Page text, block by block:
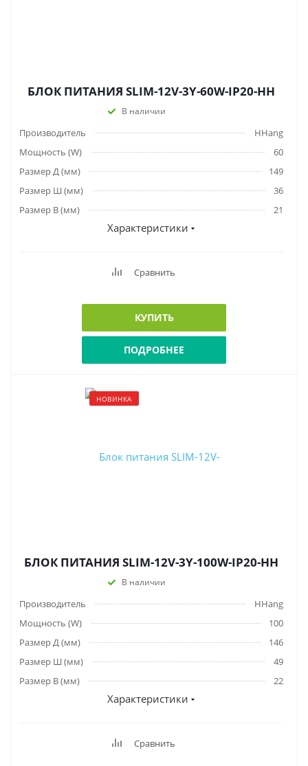
БЛОК ПИТАНИЯ SLIM-12V-3Y-60W-IP20-HH
В наличии
Производитель
HHang
Мощность (W)
60
Размер Д (мм)
149
Размер Ш (мм)
36
Размер В (мм)
21
Характеристики
Сравнить
КУПИТЬ
ПОДРОБНЕЕ
НОВИНКА
БЛОК ПИТАНИЯ SLIM-12V-3Y-100W-IP20-HH
В наличии
Производитель
HHang
Мощность (W)
100
Размер Д (мм)
146
Размер Ш (мм)
49
Размер В (мм)
22
Характеристики
Сравнить